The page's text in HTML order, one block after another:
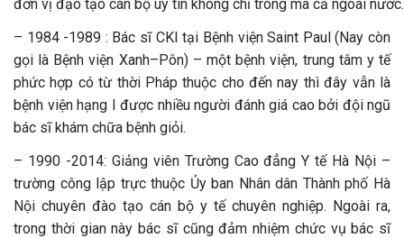
đơn vị đạo tạo cán bộ uy tín không chỉ trong mà cả ngoài nước.
– 1984 -1989 : Bác sĩ CKI tại Bệnh viện Saint Paul (Nay còn
gọi là Bệnh viện Xanh–Pôn) – một bệnh viện, trung tâm y tế
phức hợp có từ thời Pháp thuộc cho đến nay thì đây vẫn là
bệnh viện hạng I được nhiều người đánh giá cao bởi đội ngũ
bác sĩ khám chữa bệnh giỏi.
– 1990 -2014: Giảng viên Trường Cao đẳng Y tế Hà Nội –
trường công lập trực thuộc Ủy ban Nhân dân Thành phố Hà
Nội chuyên đào tạo cán bộ y tế chuyên nghiệp. Ngoài ra,
trong thời gian này bác sĩ cũng đảm nhiệm chức vụ bác sĩ